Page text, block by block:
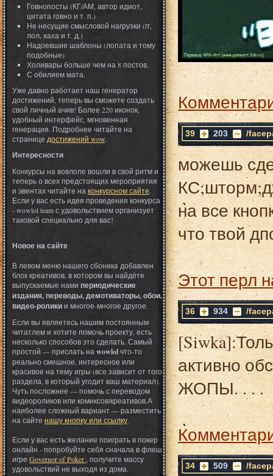
Говнопосты (КГ/АМ, автор идиот,
цитата говно и т. п.)
Не несущие смысловой нагрузки (гг,
лол, хаха и т. д.)
Надоевшие шаблоны (лопата и тому
подобные)
Холивары больше чем на 8 постов.
С обилием мата.
Уже давно работает наш генератор
достижений, теперь вы сможете создать
свой личный ачив! Более 220 иконок,
удобный интерфейс, мгновенная
генерация. Подробнее читайте на
странице достижений wow.
Интересности
Конкурсы на вовлоле вошли в свой ритм и
теперь о всех предстоящих мероприятия
и эвентах читайте на конкурсном сайте.
Если у вас есть идея проведения конкурса
- wowlol team с удовольствием организует
таковой специально для вас!
Новое на сайте
В левом меню нашего сбоника добавлен
блок креативов, в котором вы найдёте
выпускаемые нами периодические
издания, переводы, демотиваторы, обои,
видео-роликии многое-многое другое.
Если вы являетесь нашим постоянным
читатлем и хотите помочь проекту, есть
несколько способов это сделать. Самый
простой — прислать на wowlolчто-то
реально смешное, интересное или
красивое на тему игры (все зависит от того
раздела, в который угодит ваш материал).
Чуть посложнее — помочь с переводом
видеороликов или комиксов/креативов.А
наиболее сложный вариант — разместить
на сайте нашу кнопку или ссылку.
Если у вас есть желание поиграть в покер
онлайн - попробуйте себя сначала в флеш
игре Governor of Poker , получите массу
удовольствий не выходя из дома.
39 203 /
можешь
на все
что твой
Этот перл
36 934 /
активно
ЖОПЫ. . . .
34 509 /